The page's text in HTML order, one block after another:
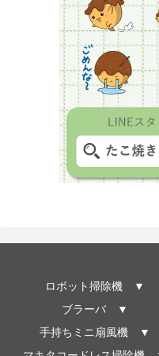
ロボット掃除機 ▼
ブラーバ ▼
手持ちミニ扇風機 ▼